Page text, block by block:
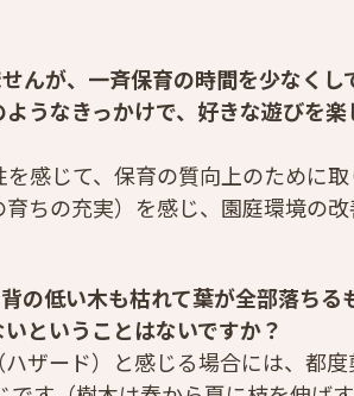
んが、一斉保育の時間を少なくし
うなきっかけで、好きな遊びを
感じて、保育の質向上のために取
ちの充実）を感じ、園庭環境の
の低い木も枯れて葉が全部落ちる
ということはないですか？
ザード）と感じる場合には、都度